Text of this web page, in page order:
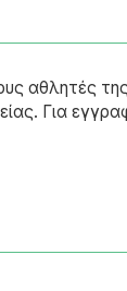
αθλητές
Για